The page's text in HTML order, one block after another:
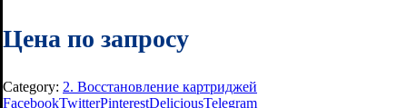
Цена по запросу
Category: 2. Восстановление картриджей
FacebookTwitterPinterestDeliciousTelegram